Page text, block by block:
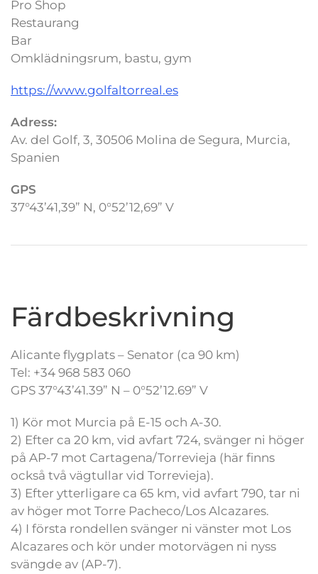
Pro Shop
Restaurang
Bar
Omklädningsrum, bastu, gym
https://www.golfaltorreal.es
Adress:
Av. del Golf, 3, 30506 Molina de Segura, Murcia,
Spanien
GPS
37°43’41,39” N, 0°52’12,69” V
Färdbeskrivning
Alicante flygplats – Senator (ca 90 km)
Tel: +34 968 583 060
GPS 37°43’41.39” N – 0°52’12.69” V
1) Kör mot Murcia på E-15 och A-30.
2) Efter ca 20 km, vid avfart 724, svänger ni höger
på AP-7 mot Cartagena/Torrevieja (här finns
också två vägtullar vid Torrevieja).
3) Efter ytterligare ca 65 km, vid avfart 790, tar ni
av höger mot Torre Pacheco/Los Alcazares.
4) I första rondellen svänger ni vänster mot Los
Alcazares och kör under motorvägen ni nyss
svängde av (AP-7).